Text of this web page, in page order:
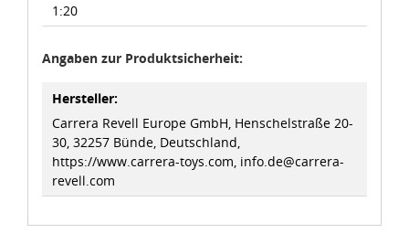
1:20
Angaben zur Produktsicherheit:
Hersteller:
Carrera Revell Europe GmbH, Henschelstraße 20-
30, 32257 Bünde, Deutschland,
https://www.carrera-toys.com, info.de@carrera-
revell.com